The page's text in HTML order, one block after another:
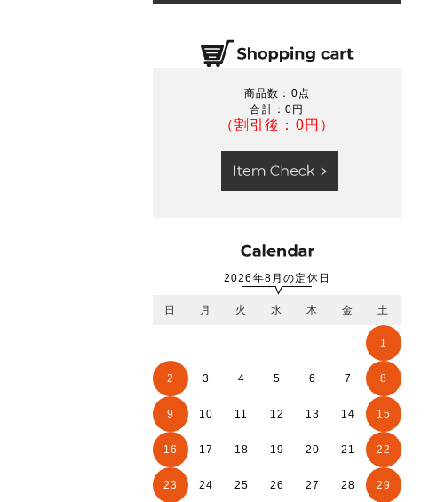
商品数：0点
合計：0円
（割引後：0円）
2026年8月の定休日
日 月 火 水 木 金 土
1
2 3 4 5 6 7 8
9 10 11 12 13 14 15
16 17 18 19 20 21 22
23 24 25 26 27 28 29